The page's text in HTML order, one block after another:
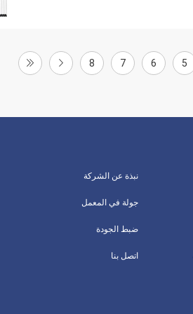
5
6
7
8
نبذة عن الشركة
جولة في المعمل
ضبط الجودة
اتصل بنا